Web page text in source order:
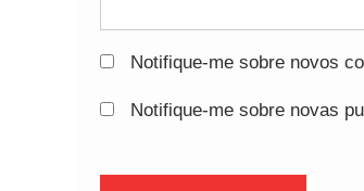
Notifique-me sobre novos
Notifique-me sobre novas